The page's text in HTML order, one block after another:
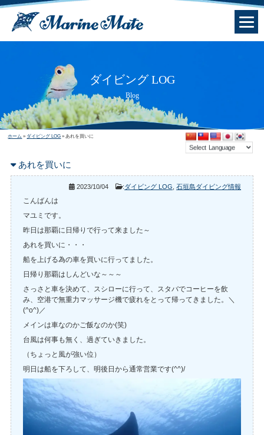
ダイビング LOG
Blog
ホーム » ダイビング LOG » あれを買いに
あれを買いに
2023/10/04 :ダイビング LOG ,石垣島ダイビング情報
こんばんは
マユミです。
昨日は那覇に日帰りで行って来ました～
あれを買いに・・・
船を上げる為の車を買いに行ってました。
日帰り那覇はしんどいな～～～
さっさと車を決めて、スシローに行って、スタバでコーヒーを飲
み、空港で無重力マッサージ機で疲れをとって帰ってきました。＼
(^o^)／
メインは車なのかご飯なのか(笑)
台風は何事も無く、過ぎていきました。
（ちょっと風が強い位）
明日は船を下ろして、明後日から通常営業です(^^)/